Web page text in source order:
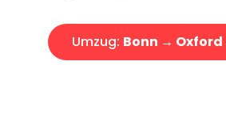
Umzug: Bonn → Oxford